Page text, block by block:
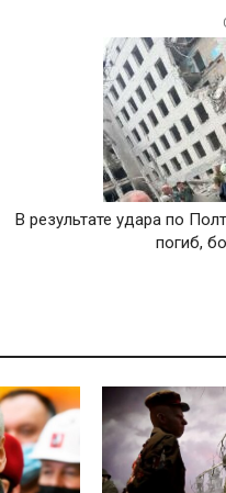
В результате удара по
погиб,